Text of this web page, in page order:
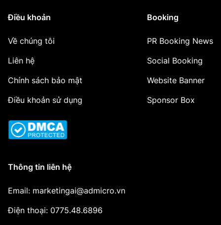
Điều khoản
Về chúng tôi
Liên hệ
Chính sách bảo mật
Điều khoản sử dụng
Booking
PR Booking News
Social Booking
Website Banner
Sponsor Box
Thông tin liên hệ
Email: marketingai@admicro.vn
Điện thoại: 0775.48.6896